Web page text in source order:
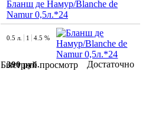
Бланш де Намур/Blanche de
Namur 0,5л.*24
Быстрый просмотр
0.5 л. 1 4.5 %
390 руб. Достаточно